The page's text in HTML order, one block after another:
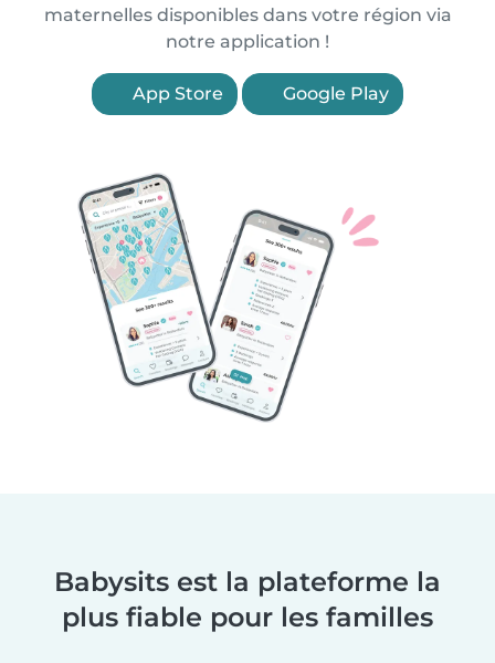
maternelles disponibles dans votre région via
notre application !
App Store Google Play
Babysits est la plateforme la
plus fiable pour les familles